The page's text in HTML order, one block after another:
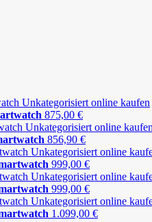
875,00 €
856,90 €
999,00 €
999,00 €
1.099,00 €